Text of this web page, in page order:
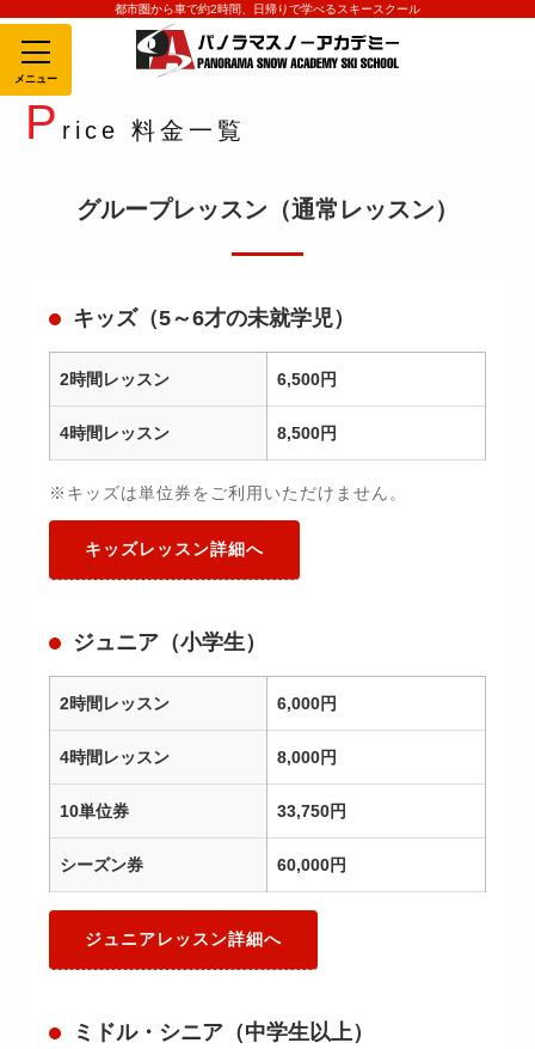
都市圏から車で約2時間、日帰りで学べるスキースクール
MENU
P rice 料金一覧
グループレッスン（通常レッスン）
キッズ（5～6才の未就学児）
2時間レッスン 6,500円
4時間レッスン 8,500円
※キッズは単位券をご利用いただけません。
キッズレッスン詳細へ
ジュニア（小学生）
2時間レッスン 6,000円
4時間レッスン 8,000円
10単位券 33,750円
シーズン券 60,000円
ジュニアレッスン詳細へ
ミドル・シニア（中学生以上）